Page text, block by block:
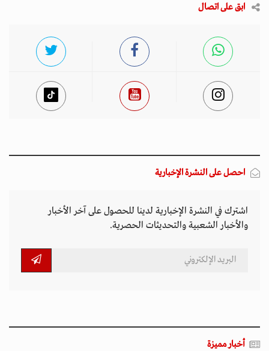
ابق على اتصال
احصل على النشرة الإخبارية
اشترك في النشرة الإخبارية لدينا للحصول على آخر الأخبار
والأخبار الشعبية والتحديثات الحصرية.
أخبار مميزة